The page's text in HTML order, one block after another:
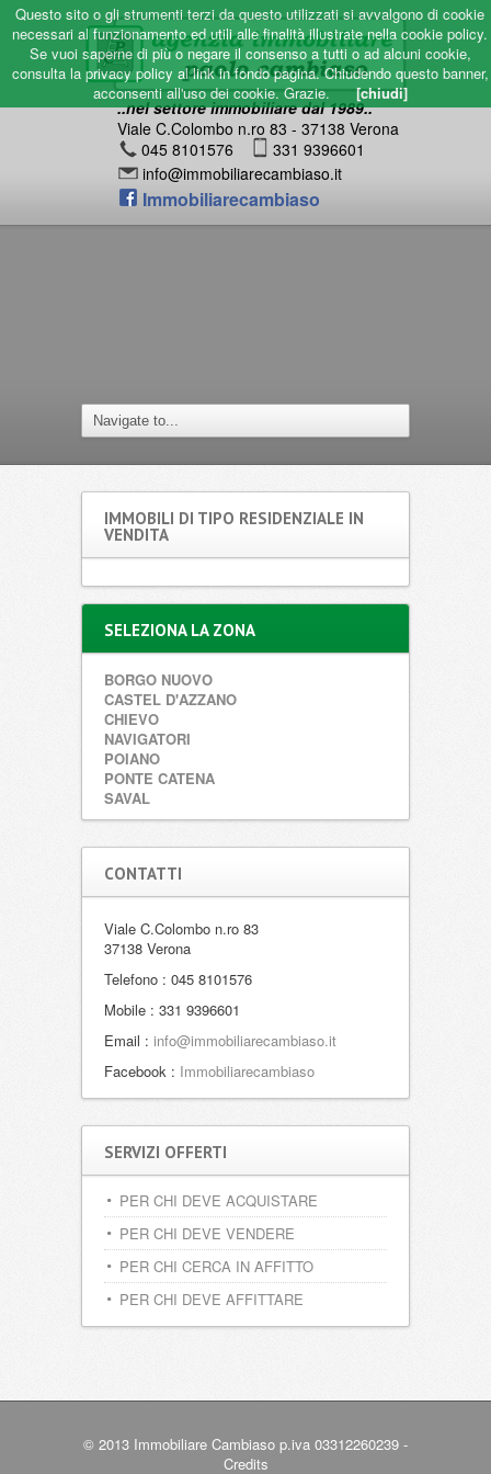
..nel settore immobiliare dal 1989..
Viale C.Colombo n.ro 83 - 37138 Verona
045 8101576
331 9396601
info@immobiliarecambiaso.it
Immobiliarecambiaso
IMMOBILI DI TIPO RESIDENZIALE IN
VENDITA
SELEZIONA LA ZONA
BORGO NUOVO
CASTEL D'AZZANO
CHIEVO
NAVIGATORI
POIANO
PONTE CATENA
SAVAL
CONTATTI
Viale C.Colombo n.ro 83
37138 Verona
Telefono : 045 8101576
Mobile : 331 9396601
Email : info@immobiliarecambiaso.it
Facebook : Immobiliarecambiaso
SERVIZI OFFERTI
PER CHI DEVE ACQUISTARE
PER CHI DEVE VENDERE
PER CHI CERCA IN AFFITTO
PER CHI DEVE AFFITTARE
© 2013 Immobiliare Cambiaso p.iva 03312260239 -
Credits
Questo sito o gli strumenti terzi da questo utilizzati si avvalgono di cookie
necessari al funzionamento ed utili alle finalità illustrate nella cookie policy.
Se vuoi saperne di più o negare il consenso a tutti o ad alcuni cookie,
consulta la privacy policy al link in fondo pagina. Chiudendo questo banner,
acconsenti all'uso dei cookie. Grazie.
[chiudi]